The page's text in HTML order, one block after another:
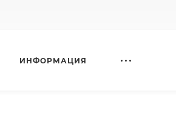
ИНФОРМАЦИЯ